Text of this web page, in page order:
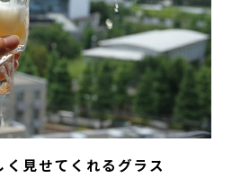
見せてくれるグラス